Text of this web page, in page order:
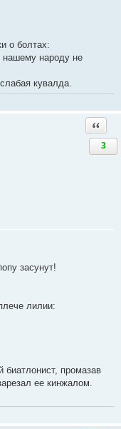
о болтах:
нашему народу не
кувалда.
3
засунут!
лилии:
биатлонист, промазав
ее кинжалом.